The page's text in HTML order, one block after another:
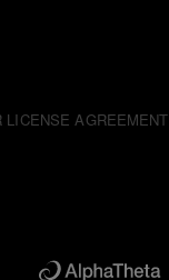
LICENSE AGREEMENT